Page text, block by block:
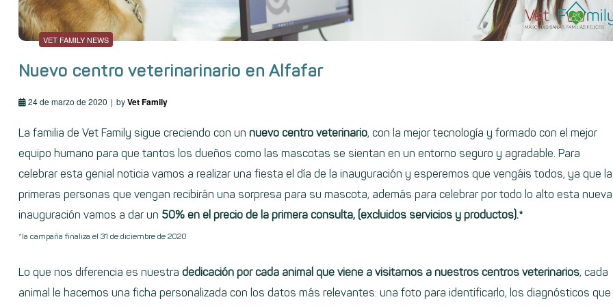
VET FAMILY NEWS
Nuevo centro veterinarinario en Alfafar
24 de marzo de 2020 byVet Family
La familia de Vet Family sigue creciendo con un nuevo centro veterinario, con la mejor tecnología y formado con el mejor
equipo humano para que tantos los dueños como las mascotas se sientan en un entorno seguro y agradable. Para
celebrar esta genial noticia vamos a realizar una fiesta el día de la inauguración y esperemos que vengáis todos, ya que
primeras personas que vengan recibirán una sorpresa para su mascota, además para celebrar por todo lo alto esta nueva
inauguración vamos a dar un 50% en el precio de la primera consulta, (excluidos servicios y productos).*
*la campaña finaliza el 31 de diciembre de 2020
Lo que nos diferencia es nuestra dedicación por cada animal que viene a visitarnos a nuestros centros veterinarios, cada
animal le hacemos una ficha personalizada con los datos más relevantes: una foto para identificarlo, los diagnósticos que